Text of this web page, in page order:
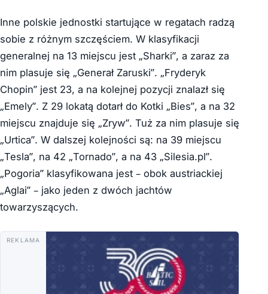
Inne polskie jednostki startujące w regatach radzą
sobie z różnym szczęściem. W klasyfikacji
generalnej na 13 miejscu jest „Sharki”, a zaraz za
nim plasuje się „Generał Zaruski”. „Fryderyk
Chopin” jest 23, a na kolejnej pozycji znalazł się
„Emely”. Z 29 lokatą dotarł do Kotki „Bies”, a na 32
miejscu znajduje się „Zryw”. Tuż za nim plasuje się
„Urtica”. W dalszej kolejności są: na 39 miejscu
„Tesla”, na 42 „Tornado”, a na 43 „Silesia.pl”.
„Pogoria” klasyfikowana jest – obok austriackiej
„Aglai” – jako jeden z dwóch jachtów
towarzyszących.
REKLAMA